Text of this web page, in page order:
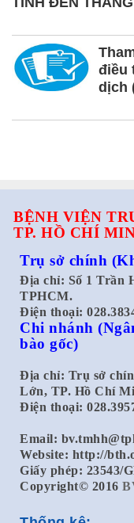
điều
dịch
BỆNH VIỆN
TP. HỒ CHÍ
Trụ sở chính
Địa chỉ: Số 1 Trần
TPHCM.
Điện thoại:
Chi nhánh
bào gốc)
Địa chỉ: Trụ sở
Lớn, TP. Hồ Chí
Điện thoại:
Email:
Website: http://
Giấy phép: 23543/
Copyright© 2016